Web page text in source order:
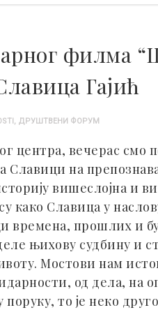
Гајић
, ДРУШТВЕНИ ФОРУМ
центра, вечерас
на
вишеслојна
како Славица у
времена, прошлих и
њихову судбину и
Мостови нам
од дела, на
то је неко